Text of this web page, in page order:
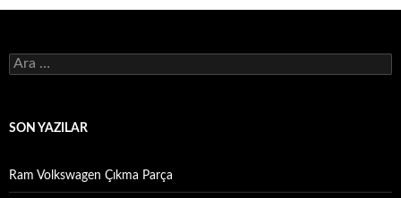
Arama:
SON YAZILAR
Ram Volkswagen Çıkma Parça